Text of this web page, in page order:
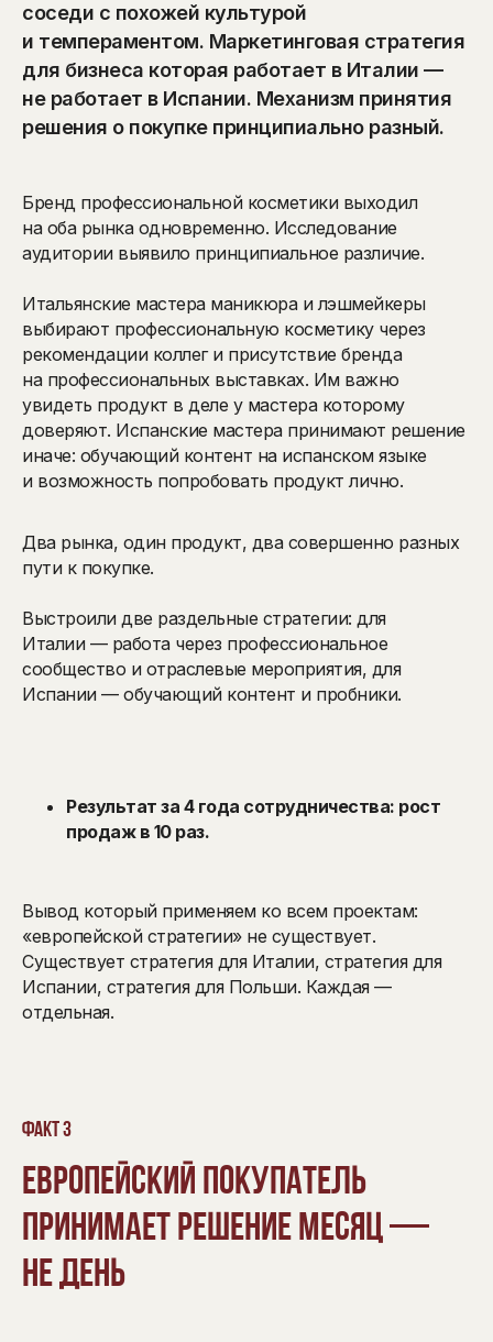
соседи с похожей культурой
и темпераментом. Маркетинговая стратегия
для бизнеса которая работает в Италии —
не работает в Испании. Механизм принятия
решения о покупке принципиально разный.
Бренд профессиональной косметики выходил
на оба рынка одновременно. Исследование
аудитории выявило принципиальное различие.
Итальянские мастера маникюра и лэшмейкеры
выбирают профессиональную косметику через
рекомендации коллег и присутствие бренда
на профессиональных выставках. Им важно
увидеть продукт в деле у мастера которому
доверяют. Испанские мастера принимают решение
иначе: обучающий контент на испанском языке
и возможность попробовать продукт лично.
Два рынка, один продукт, два совершенно разных
пути к покупке.
Выстроили две раздельные стратегии: для
Италии — работа через профессиональное
сообщество и отраслевые мероприятия, для
Испании — обучающий контент и пробники.
Результат за 4 года сотрудничества: рост
продаж в 10 раз.
Вывод который применяем ко всем проектам:
«европейской стратегии» не существует.
Существует стратегия для Италии, стратегия для
Испании, стратегия для Польши. Каждая —
отдельная.
Факт 3
Европейский покупатель
принимает решение месяц —
не день